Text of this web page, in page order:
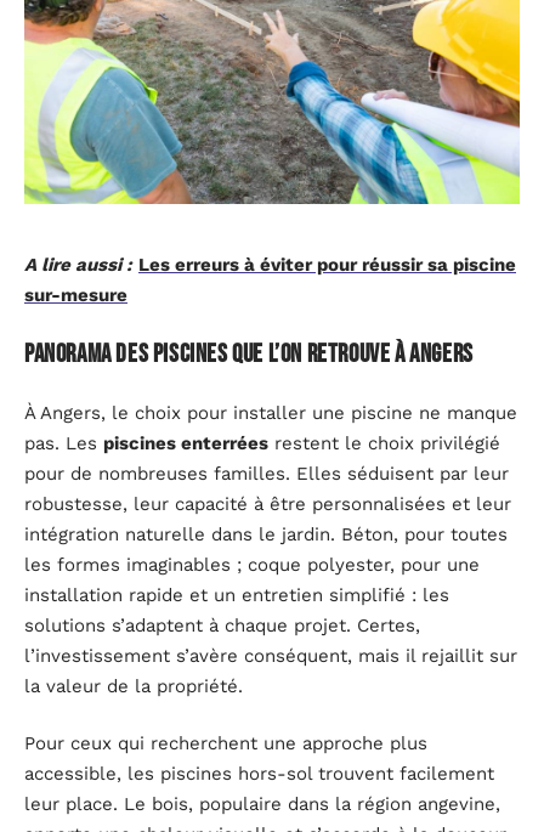
A lire aussi : Les erreurs à éviter pour réussir sa piscine
sur-mesure
Panorama des piscines que l’on retrouve à Angers
À Angers, le choix pour installer une piscine ne manque
pas. Les piscines enterrées restent le choix privilégié
pour de nombreuses familles. Elles séduisent par leur
robustesse, leur capacité à être personnalisées et leur
intégration naturelle dans le jardin. Béton, pour toutes
les formes imaginables ; coque polyester, pour une
installation rapide et un entretien simplifié : les
solutions s’adaptent à chaque projet. Certes,
l’investissement s’avère conséquent, mais il rejaillit sur
la valeur de la propriété.
Pour ceux qui recherchent une approche plus
accessible, les piscines hors-sol trouvent facilement
leur place. Le bois, populaire dans la région angevine,